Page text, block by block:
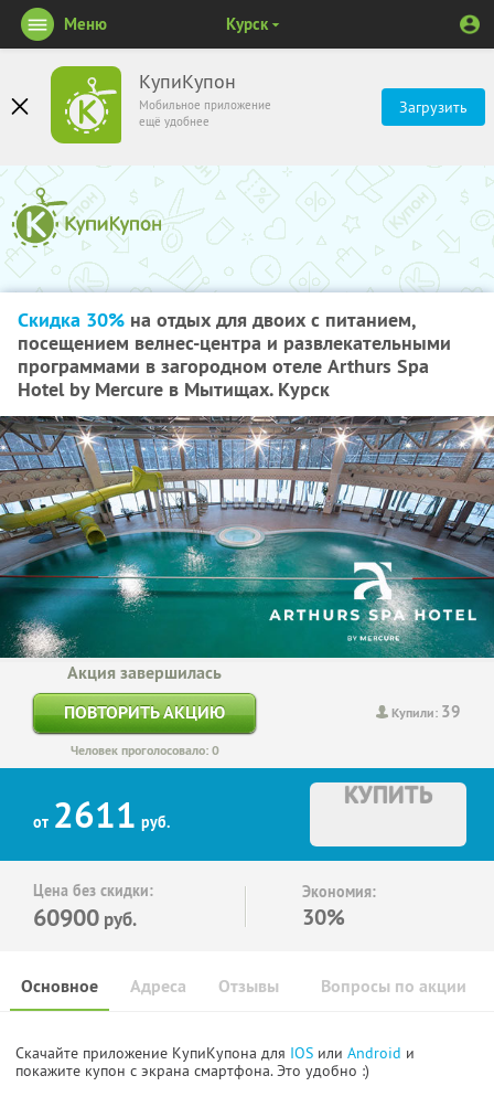
КупиКупон
Мобильное приложение
ещё удобнее
Загрузить
Меню Курск
Скидка 30% на отдых для двоих с питанием,
посещением велнес-центра и развлекательными
программами в загородном отеле Arthurs Spa
Hotel by Mercure в Мытищах. Курск
Купили: 39
Акция завершилась
ПОВТОРИТЬ АКЦИЮ
Человек проголосовало: 0
от 2611 руб.
КУПИТЬ
Цена без скидки:
60900 руб.
Экономия:
30%
Основное Отзывы Вопросы по акции
Адреса
Скачайте приложение КупиКупона для IOS или Android и
покажите купон с экрана смартфона. Это удобно :)